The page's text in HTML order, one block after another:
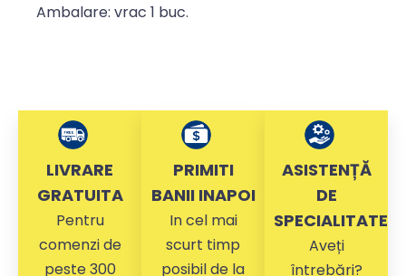
Ambalare: vrac 1 buc.
LIVRARE
GRATUITA
Pentru
comenzi de
peste 300
PRIMITI
BANII INAPOI
In cel mai
scurt timp
posibil de la
ASISTENȚĂ
DE
SPECIALITATE
Aveți
întrebări?